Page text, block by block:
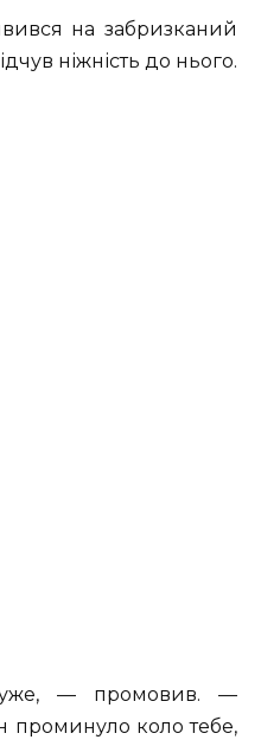
на забризканий
ніжність до нього.
— промовив. —
проминуло коло тебе,